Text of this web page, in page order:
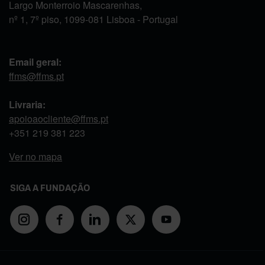
Largo Monterroio Mascarenhas,
nº 1, 7º piso, 1099-081 Lisboa - Portugal
Email geral:
ffms@ffms.pt
Livraria:
apoioaocliente@ffms.pt
+351 219 381 223
Ver no mapa
SIGA A FUNDAÇÃO